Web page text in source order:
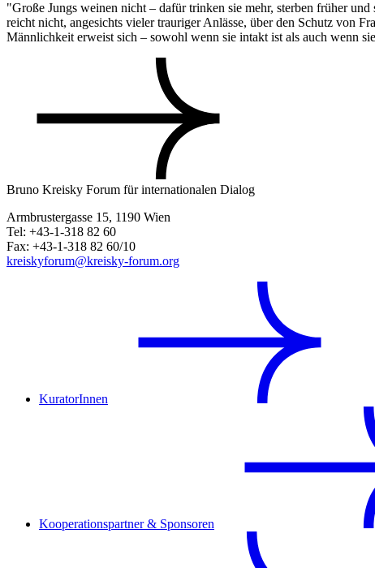
"Große Jungs weinen nicht – dafür trinken sie mehr, sterben früher
reicht nicht, angesichts vieler trauriger Anlässe, über den Schutz von
Männlichkeit erweist sich – sowohl wenn sie intakt ist als auch wenn
Bruno Kreisky Forum für internationalen Dialog
Armbrustergasse 15, 1190 Wien
Tel: +43-1-318 82 60
Fax: +43-1-318 82 60/10
kreiskyforum@kreisky-forum.org
KuratorInnen
Kooperationspartner & Sponsoren